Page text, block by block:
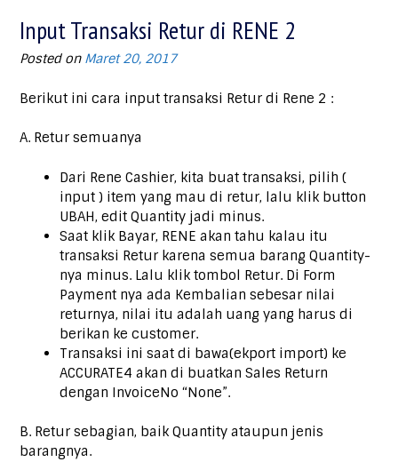
Input Transaksi Retur di RENE 2
Posted on Maret 20, 2017
Berikut ini cara input transaksi Retur di Rene 2 :
A. Retur semuanya
Dari Rene Cashier, kita buat transaksi, pilih (
input ) item yang mau di retur, lalu klik button
UBAH, edit Quantity jadi minus.
Saat klik Bayar, RENE akan tahu kalau itu
transaksi Retur karena semua barang Quantity-
nya minus. Lalu klik tombol Retur. Di Form
Payment nya ada Kembalian sebesar nilai
returnya, nilai itu adalah uang yang harus di
berikan ke customer.
Transaksi ini saat di bawa(ekport import) ke
ACCURATE4 akan di buatkan Sales Return
dengan InvoiceNo “None”.
B. Retur sebagian, baik Quantity ataupun jenis
barangnya.